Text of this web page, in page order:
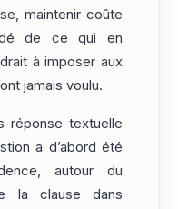
maintenir coûte
de ce qui en
à imposer aux
jamais voulu.
réponse textuelle
a d’abord été
autour du
la clause dans